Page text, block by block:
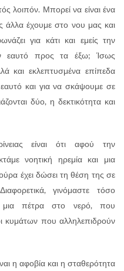
λοιπόν. Μπορεί να είναι ένα
έχουμε στο νου μας και
για κάτι και εμείς την
εαυτό προς τα έξω; Ίσως
και εκλεπτυσμένα επίπεδα
εαυτό και για να σκάψουμε σε
δύο, η δεκτικότητα και
είναι ότι αφού την
νοητική ηρεμία και μια
έχει δώσει τη θέση της σε
γινόμαστε τόσο
μια πέτρα στο νερό, που
κυμάτων που αλληλεπιδρούν
η αφοβία και η σταθερότητα